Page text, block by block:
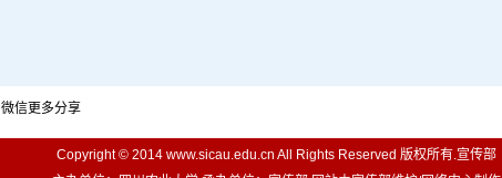
微信更多分享
Copyright © 2014 www.sicau.edu.cn All Rights Reserved 版权所有.宣传部